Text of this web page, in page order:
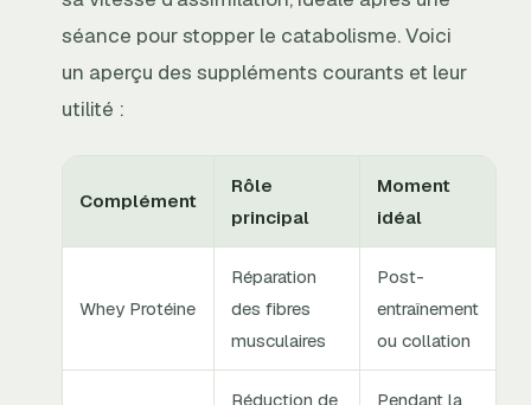
séance pour stopper le catabolisme. Voici
un aperçu des suppléments courants et leur
utilité :
Complément
Rôle
principal
Moment
idéal
Whey Protéine
Réparation
des fibres
musculaires
Post-
entraînement
ou collation
Réduction de
Pendant la